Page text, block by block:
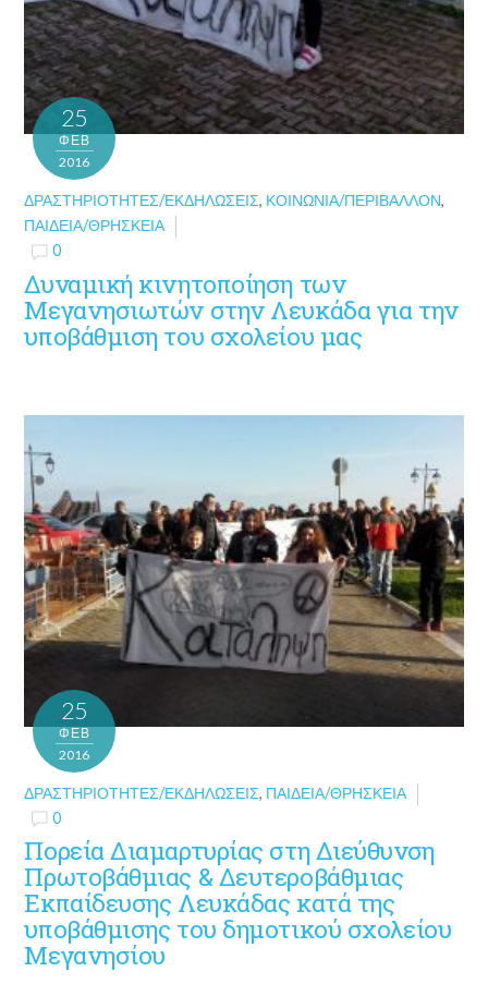
25
ΦΕΒ
2016
ΔΡΑΣΤΗΡΙΌΤΗΤΕΣ/ΕΚΔΗΛΏΣΕΙΣ, ΚΟΙΝΩΝΊΑ/ΠΕΡΙΒΆΛΛΟΝ,
ΠΑΙΔΕΊΑ/ΘΡΗΣΚΕΊΑ
0
Δυναμική κινητοποίηση των
Μεγανησιωτών στην Λευκάδα για την
υποβάθμιση του σχολείου μας
25
ΦΕΒ
2016
ΔΡΑΣΤΗΡΙΌΤΗΤΕΣ/ΕΚΔΗΛΏΣΕΙΣ, ΠΑΙΔΕΊΑ/ΘΡΗΣΚΕΊΑ
0
Πορεία Διαμαρτυρίας στη Διεύθυνση
Πρωτοβάθμιας & Δευτεροβάθμιας
Εκπαίδευσης Λευκάδας κατά της
υποβάθμισης του δημοτικού σχολείου
Μεγανησίου